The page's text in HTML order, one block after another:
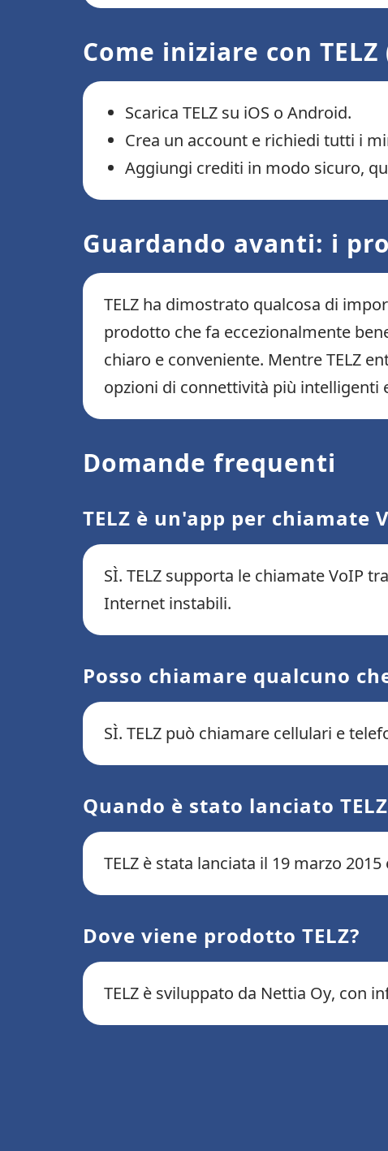
Come iniziare con
Scarica TELZ su iOS o Android.
Crea un account e richiedi tutti i
Aggiungi crediti in modo sicuro,
Guardando avanti: i
TELZ ha dimostrato qualcosa di
prodotto che fa eccezionalmente
chiaro e conveniente. Mentre TELZ
opzioni di connettività più intelligenti
Domande frequenti
TELZ è un'app per chiamate
SÌ. TELZ supporta le chiamate VoIP
Internet instabili.
Posso chiamare qualcuno
SÌ. TELZ può chiamare cellulari e
Quando è stato lanciato
TELZ è stata lanciata il 19 marzo
Dove viene prodotto TELZ?
TELZ è sviluppato da Nettia Oy, con